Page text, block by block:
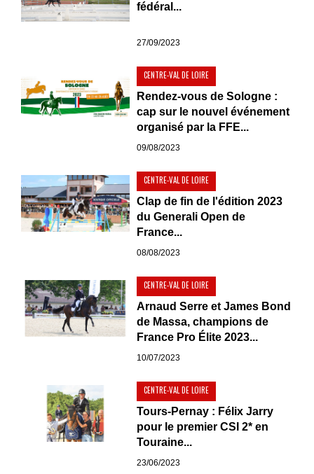
fédéral...
27/09/2023
CENTRE-VAL DE LOIRE
Rendez-vous de Sologne :
cap sur le nouvel événement
organisé par la FFE...
09/08/2023
CENTRE-VAL DE LOIRE
Clap de fin de l'édition 2023
du Generali Open de
France...
08/08/2023
CENTRE-VAL DE LOIRE
Arnaud Serre et James Bond
de Massa, champions de
France Pro Élite 2023...
10/07/2023
CENTRE-VAL DE LOIRE
Tours-Pernay : Félix Jarry
pour le premier CSI 2* en
Touraine...
23/06/2023